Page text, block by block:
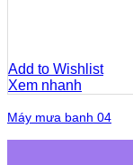
Add to Wishlist
Xem nhanh
Máy mưa banh 04